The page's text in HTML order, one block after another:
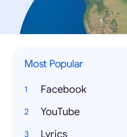
Most Popular
Facebook
YouTube
Lyrics